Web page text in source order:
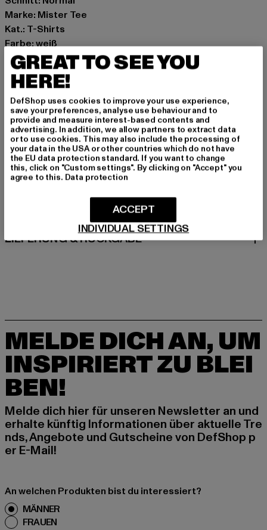
Marke: Mister Tee
Kat.: T-Shirts
Farbe: weiß
Hersteller Farbe: marshmallow
Materialzusammensetzung: 100% Baumwolle
Art.Nr: MTK264-06087
Hersteller: TB International GmbH |info@tbint.de
Dr.-Robert-Murjahn-Straße 7 | 64372 Ober-Ramstadt |
DE
GRÖSSE & PASSFORM
LIEFERUNG & RÜCKGABE
MELDE DICH AN, UM
INSPIRIERT ZU BLEI
BEN!
Melde dich hier für unseren Newsletter an und
erhalte künftig Informationen über aktuelle Tre
nds, Angebote und Gutscheine von DefShop p
er E-Mail!
An welchen Produkten bist du interessiert?
MÄNNER
FRAUEN
GREAT TO SEE YOU
HERE!
DefShop uses cookies to improve your use experience,
save your preferences, analyse use behaviour and to
provide and measure interest-based contents and
advertising. In addition, we allow partners to extract data
or to use cookies. This may also include the processing of
your data in the USA or other countries which do not have
the EU data protection standard. If you want to change
this, click on "Custom settings". By clicking on "Accept" you
agree to this. Data protection
INDIVIDUAL SETTINGS
ACCEPT